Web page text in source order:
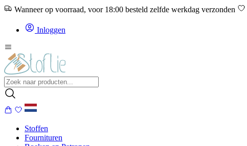
Wanneer op voorraad, voor 18:00 besteld zelfde werkdag verzonden
Inloggen
Stoffen
Fournituren